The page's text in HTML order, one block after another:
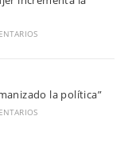
la política”